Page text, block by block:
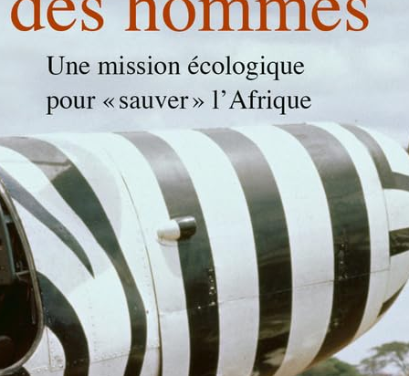
sols, ciments et bétons:
des matériaux de
civil par les essais de laboratoire